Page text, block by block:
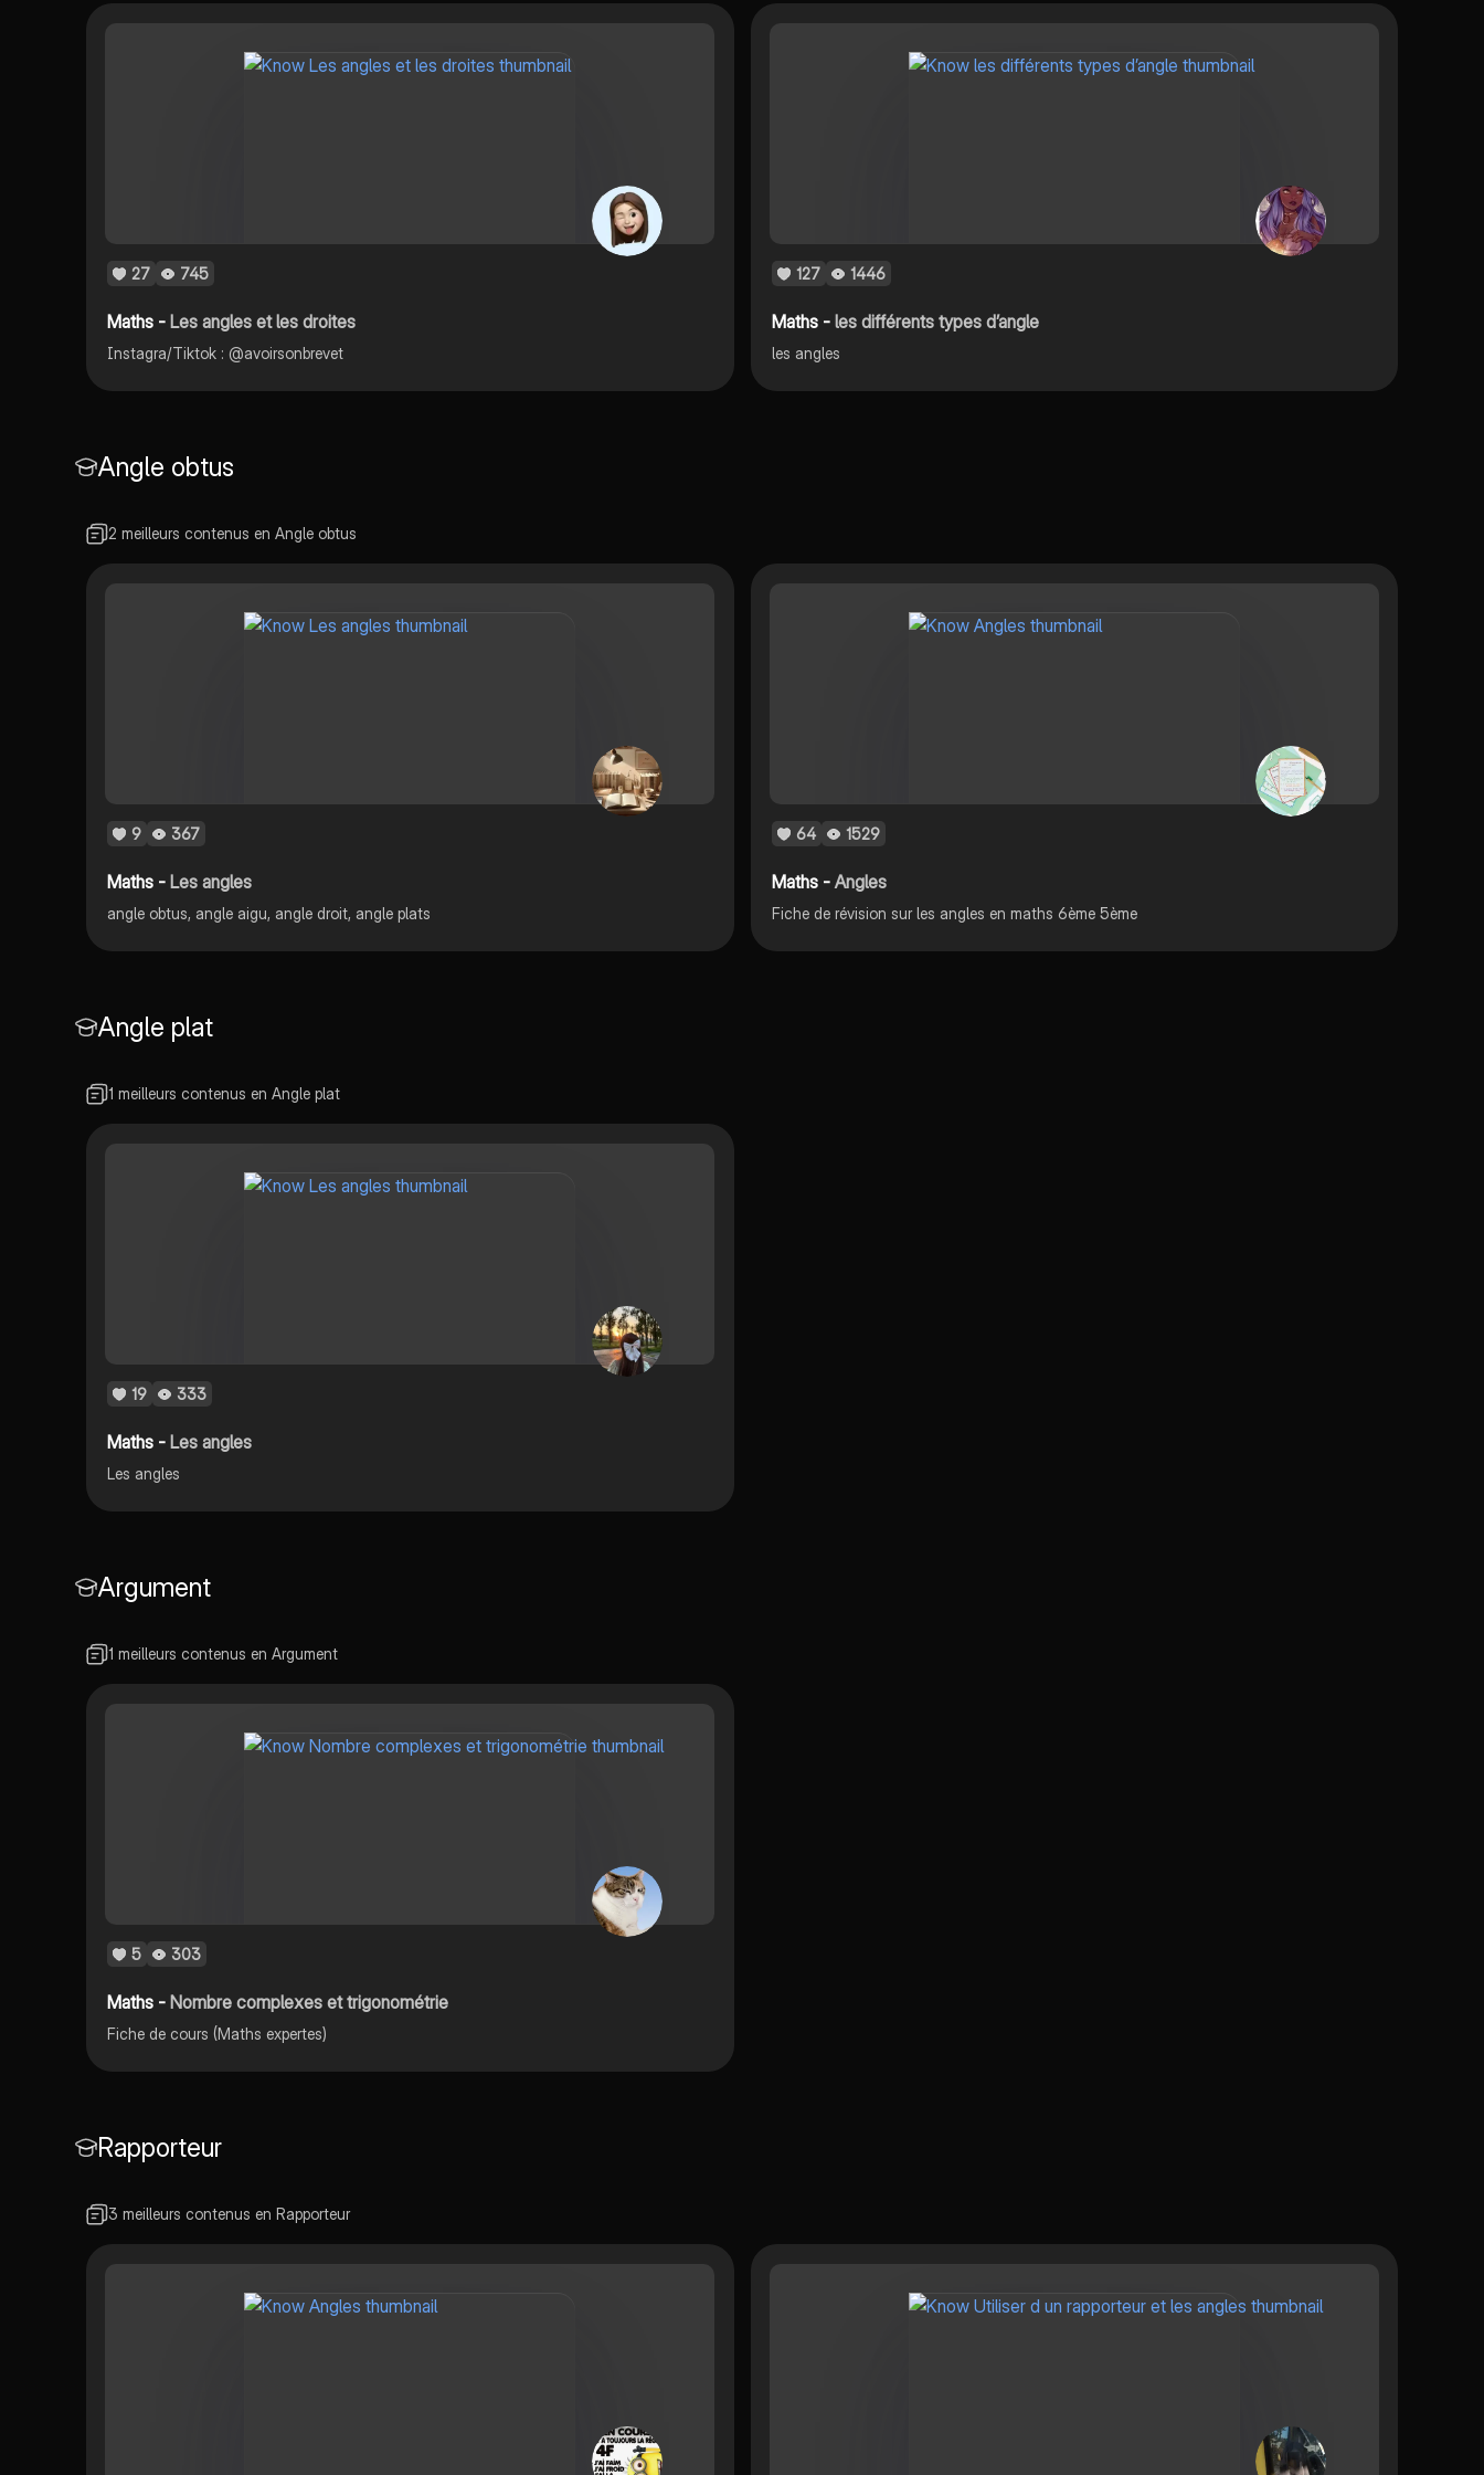
27 745
Maths -Les angles et les droites
Instagra/Tiktok : @avoirsonbrevet
127 1446
Maths - les différents types d’angle
les angles
Angle obtus
2 meilleurs contenus en Angle obtus
9 367
Maths -Les angles
angle obtus, angle aigu, angle droit, angle plats
64 1529
Maths - Angles
Fiche de révision sur les angles en maths 6ème 5ème
Angle plat
1 meilleurs contenus en Angle plat
19 333
Maths -Les angles
Les angles
Argument
1 meilleurs contenus en Argument
5 303
Maths -Nombre complexes et trigonométrie
Fiche de cours (Maths expertes)
Rapporteur
3 meilleurs contenus en Rapporteur